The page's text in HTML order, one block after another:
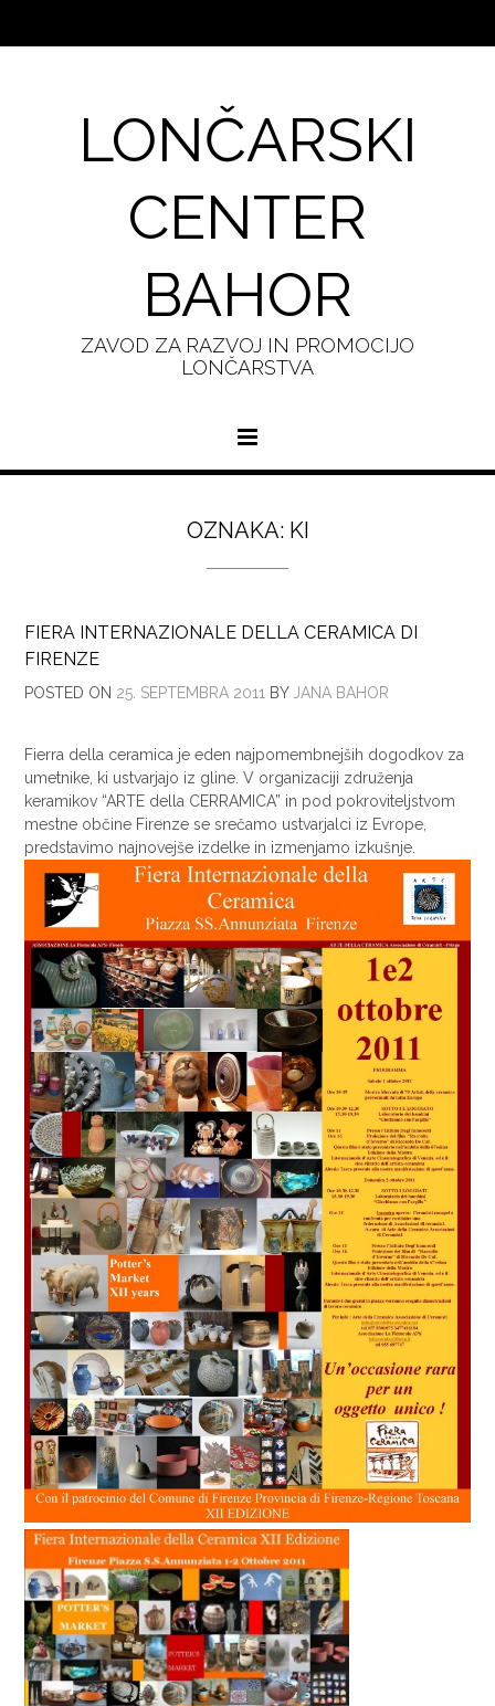
LONČARSKI
CENTER
BAHOR
ZAVOD ZA RAZVOJ IN PROMOCIJO
LONČARSTVA
OZNAKA: KI
FIERA INTERNAZIONALE DELLA CERAMICA DI
FIRENZE
POSTED ON 25. SEPTEMBRA 2011 BY JANA BAHOR
Fierra della ceramica je eden najpomembnejših dogodkov za
umetnike, ki ustvarjajo iz gline. V organizaciji združenja
keramikov “ARTE della CERRAMICA” in pod pokroviteljstvom
mestne občine Firenze se srečamo ustvarjalci iz Evrope,
predstavimo najnovejše izdelke in izmenjamo izkušnje.